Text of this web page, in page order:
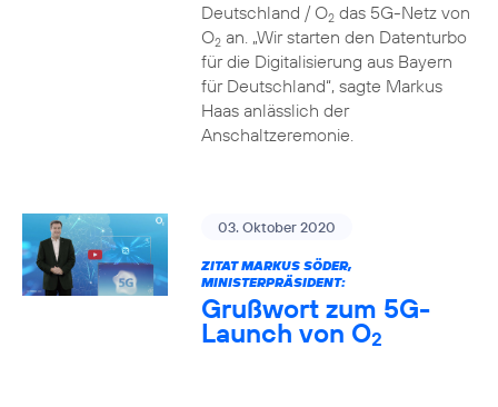
Deutschland / O2das 5G-Netz von
O2an. „Wir starten den Datenturbo
für die Digitalisierung aus Bayern
für Deutschland“, sagte Markus
Haas anlässlich der
Anschaltzeremonie.
03. Oktober 2020
ZITAT MARKUS SÖDER,
MINISTERPRÄSIDENT:
Grußwort zum 5G-
Launch von O2